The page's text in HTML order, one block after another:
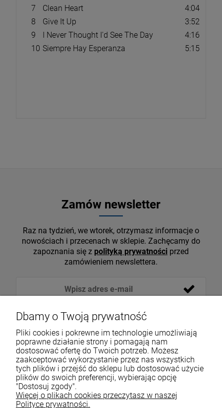
7
Clean Heart
4:04
8
Give It Up
3:52
9
I Never Thought I'd See The Day
4:16
10 Siempre Hay Esperanza 5:15
Zamów newsletter
Raz na tydzień, we wtorek, otrzymasz informacje o
nowościach i przecenach w sklepie. Zachęcamy do
zapoznania się z polityką prywatności przed
zamówieniem newslettera.
VOICESHOP.PL
ZAKUPY
Dbamy o Twoją prywatność
Pliki cookies i pokrewne im technologie umożliwiają
poprawne działanie strony i pomagają nam
dostosować ofertę do Twoich potrzeb. Możesz
zaakceptować wykorzystanie przez nas wszystkich
tych plików i przejść do sklepu lub dostosować użycie
plików do swoich preferencji, wybierając opcję
"Dostosuj zgody".
Więcej o plikach cookies przeczytasz w naszej
Polityce prywatności.